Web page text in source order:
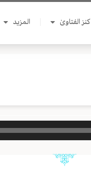
كنز الفتاوىٰ المزيد